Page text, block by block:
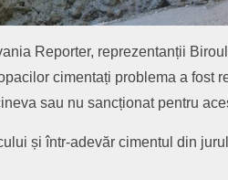
Reporter, reprezentanții
cimentați problema a fost
sau nu sancționat pentru
și într-adevăr cimentul din